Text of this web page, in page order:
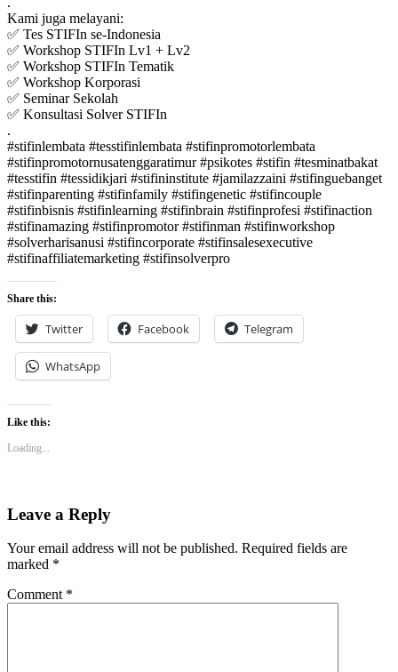
Kami juga melayani:
✅ Tes STIFIn se-Indonesia
✅ Workshop STIFIn Lv1 + Lv2
✅ Workshop STIFIn Tematik
✅ Workshop Korporasi
✅ Seminar Sekolah
✅ Konsultasi Solver STIFIn
.
#stifinlembata #tesstifinlembata #stifinpromotorlembata
#stifinpromotornusatenggaratimur #psikotes #stifin #tesminatbakat
#tesstifin #tessidikjari #stifininstitute #jamilazzaini #stifinguebanget
#stifinparenting #stifinfamily #stifingenetic #stifincouple
#stifinbisnis #stifinlearning #stifinbrain #stifinprofesi #stifinaction
#stifinamazing #stifinpromotor #stifinman #stifinworkshop
#solverharisanusi #stifincorporate #stifinsalesexecutive
#stifinaffiliatemarketing #stifinsolverpro
Share this:
Twitter Facebook Telegram
WhatsApp
Like this:
Loading...
Leave a Reply
Your email address will not be published. Required fields are
marked *
Comment *